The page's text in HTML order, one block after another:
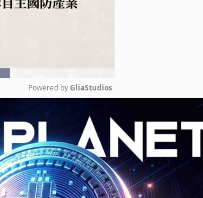
Powered by GliaStudios